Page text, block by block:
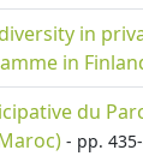
in
in
du
- pp.